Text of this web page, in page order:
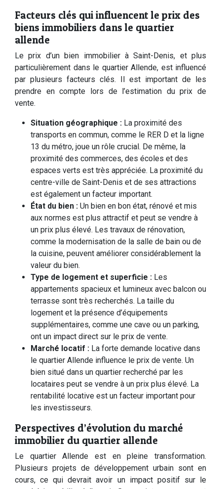
Facteurs clés qui influencent le prix des
biens immobiliers dans le quartier
allende
Le prix d’un bien immobilier à Saint-Denis, et plus
particulièrement dans le quartier Allende, est influencé
par plusieurs facteurs clés. Il est important de les
prendre en compte lors de l’estimation du prix de
vente.
Situation géographique : La proximité des
transports en commun, comme le RER D et la ligne
13 du métro, joue un rôle crucial. De même, la
proximité des commerces, des écoles et des
espaces verts est très appréciée. La proximité du
centre-ville de Saint-Denis et de ses attractions
est également un facteur important.
État du bien : Un bien en bon état, rénové et mis
aux normes est plus attractif et peut se vendre à
un prix plus élevé. Les travaux de rénovation,
comme la modernisation de la salle de bain ou de
la cuisine, peuvent améliorer considérablement la
valeur du bien.
Type de logement et superficie : Les
appartements spacieux et lumineux avec balcon ou
terrasse sont très recherchés. La taille du
logement et la présence d’équipements
supplémentaires, comme une cave ou un parking,
ont un impact direct sur le prix de vente.
Marché locatif : La forte demande locative dans
le quartier Allende influence le prix de vente. Un
bien situé dans un quartier recherché par les
locataires peut se vendre à un prix plus élevé. La
rentabilité locative est un facteur important pour
les investisseurs.
Perspectives d’évolution du marché
immobilier du quartier allende
Le quartier Allende est en pleine transformation.
Plusieurs projets de développement urbain sont en
cours, ce qui devrait avoir un impact positif sur le